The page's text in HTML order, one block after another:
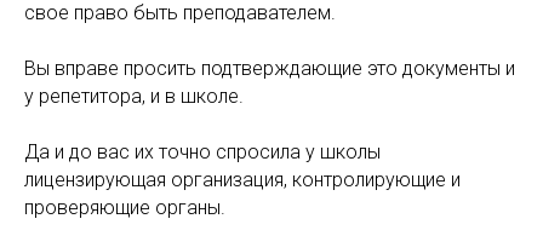
свое право быть преподавателем.
Вы вправе просить подтверждающие это документы и
у репетитора, и в школе.
Да и до вас их точно спросила у школы
лицензирующая организация, контролирующие и
проверяющие органы.